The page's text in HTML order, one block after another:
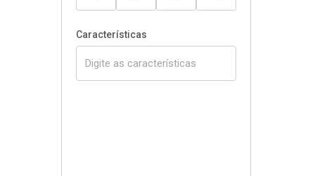
Características